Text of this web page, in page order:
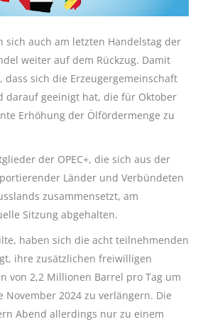
sich auch am letzten Handelstag der
weiter auf dem Rückzug. Damit
sich die Erzeugergemeinschaft
darauf geeinigt hat, die für Oktober
Erhöhung der Ölfördermenge zu
der OPEC+, die sich aus der
Länder und Verbündeten
zusammensetzt, am
Sitzung abgehalten.
haben sich die acht teilnehmenden
ihre zusätzlichen freiwilligen
von 2,2 Millionen Barrel pro Tag um
November 2024 zu verlängern. Die
Abend allerdings nur zu einem